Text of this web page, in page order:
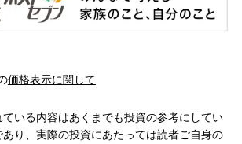
価格表示に関して
いる内容はあくまでも投資の参考にしてい
り、実際の投資にあたっては読者ご自身の